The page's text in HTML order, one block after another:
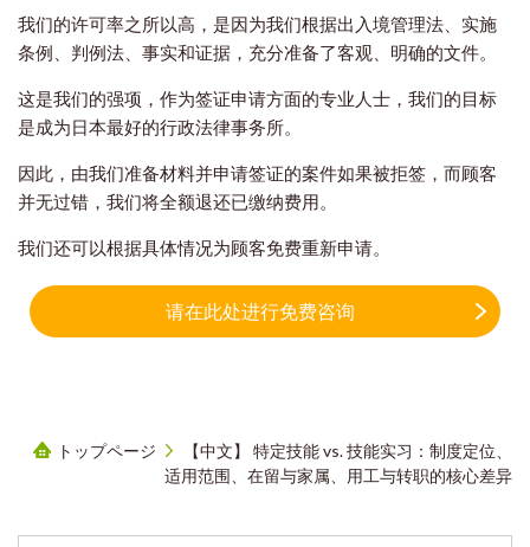
我们的许可率之所以高，是因为我们根据出入境管理法、实施
条例、判例法、事实和证据，充分准备了客观、明确的文件。
这是我们的强项，作为签证申请方面的专业人士，我们的目标
是成为日本最好的行政法律事务所。
因此，由我们准备材料并申请签证的案件如果被拒签，而顾客
并无过错，我们将全额退还已缴纳费用。
我们还可以根据具体情况为顾客免费重新申请。
请在此处进行免费咨询
トップページ
【中文】 特定技能 vs. 技能实习：制度定位、
适用范围、在留与家属、用工与转职的核心差异